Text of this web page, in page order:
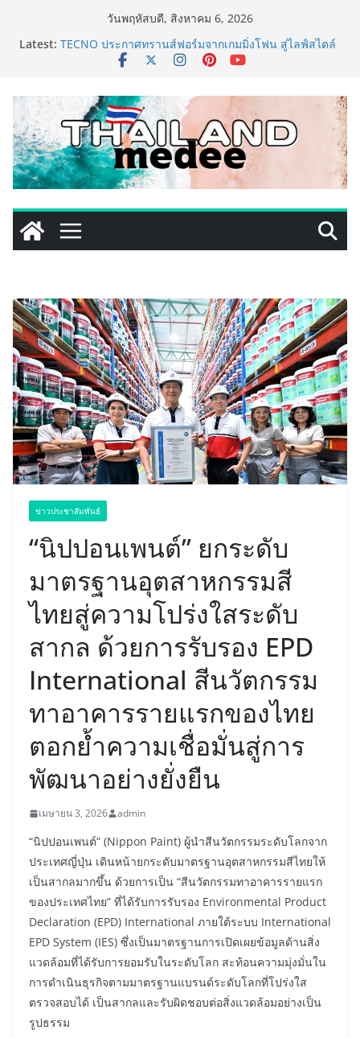
วันพฤหัสบดี, สิงหาคม 6, 2026
Latest: เหิงลี่ แมนูแฟคเจอริ่ง เทคโนโลยี (ไทยแลนด์) เปิดโรงงาน
แห่งใหม่ในชลบุรี เดินหน้าขยายฐานการผลิตสู่เอเชียตะวัน
ออกเฉียงใต้ เสริมแกร่งยุทธศาสตร์ระดับโลก
แฟชั่นไอเท็ม เสิร์ฟใหญ่ปักหมุดแลนมาร์คใหม่กลางสถานี
MRT วาง POVA 8 Series จุดเริ่มต้นครั้งสำคัญ
ครั้งแรกของอุตสาหกรรมสีไทย นิปปอนเพนต์ผนึก 6 พันธ
มิตรโมเดิร์นเทรดชั้นนำ นำร่องเปิดตัว “NIPPON PAINT
WORRY FREE” โปรแกรมดูแลคุณภาพฟิล์มสีหลังการขาย
ยกระดับความมั่นใจลูกค้าด้วยผลิตภัณฑ์คุณภาพและ
434 วันแห่งการรอคอย มูลนิธิ “เพจอีจัน” ส่งมอบ โรงเรียน
เด็กพิเศษทองผาภูมิ ให้กระทรวงศึกษาธิการ ส่งต่อโอกาส
ทางการศึกษาให้เด็กพิเศษกว่า 100 คน ใช้เวลา 434 วัน
5 ผนึก 9 พันธมิตร ขับเคลื่อน ESG Tourism สืบสานพระ
ราชปณิธาน สร้างคุณค่าการท่องเที่ยวไทยอย่างยั่งยืน
ข่าวประชาสัมพันธ์
“นิปปอนเพนต์” ยกระดับ
มาตรฐานอุตสาหกรรมสี
ไทยสู่ความโปร่งใสระดับ
สากล ด้วยการรับรอง EPD
International สีนวัตกรรม
ทาอาคารรายแรกของไทย
ตอกย้ำความเชื่อมั่นสู่การ
พัฒนาอย่างยั่งยืน
เมษายน 3, 2026 admin
“นิปปอนเพนต์” (Nippon Paint) ผู้นำสีนวัตกรรมระดับโลกจาก
ประเทศญี่ปุ่น เดินหน้ายกระดับมาตรฐานอุตสาหกรรมสีไทยให้
เป็นสากลมากขึ้น ด้วยการเป็น “สีนวัตกรรมทาอาคารรายแรก
ของประเทศไทย” ที่ได้รับการรับรอง Environmental Product
Declaration (EPD) International ภายใต้ระบบ International
EPD System (IES) ซึ่งเป็นมาตรฐานการเปิดเผยข้อมูลด้านสิ่ง
แวดล้อมที่ได้รับการยอมรับในระดับโลก สะท้อนความมุ่งมั่นใน
การดำเนินธุรกิจตามมาตรฐานแบรนด์ระดับโลกที่โปร่งใส
ตรวจสอบได้ เป็นสากลและรับผิดชอบต่อสิ่งแวดล้อมอย่างเป็น
รูปธรรม